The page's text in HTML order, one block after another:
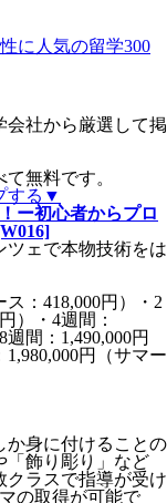
に人気の留学300
会社から厳選して掲
無料です。
する▼
ー初心者からプロ
ツェで本物技術をは
ス：418,000円）・2
）・4週間：
間：1,490,000円
1,980,000円（サマー
か身に付けることの
「飾り彫り」など
クラスで指導が受け
の取得が可能で